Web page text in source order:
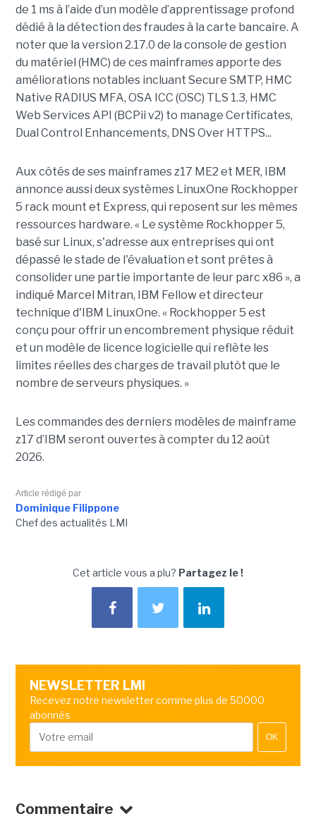
de 1 ms à l’aide d’un modèle d’apprentissage profond
dédié à la détection des fraudes à la carte bancaire. A
noter que la version 2.17.0 de la console de gestion
du matériel (HMC) de ces mainframes apporte des
améliorations notables incluant Secure SMTP, HMC
Native RADIUS MFA, OSA ICC (OSC) TLS 1.3, HMC
Web Services API (BCPii v2) to manage Certificates,
Dual Control Enhancements, DNS Over HTTPS...
Aux côtés de ses mainframes z17 ME2 et MER, IBM
annonce aussi deux systèmes LinuxOne Rockhopper
5 rack mount et Express, qui reposent sur les mêmes
ressources hardware. « Le système Rockhopper 5,
basé sur Linux, s'adresse aux entreprises qui ont
dépassé le stade de l'évaluation et sont prêtes à
consolider une partie importante de leur parc x86 », a
indiqué Marcel Mitran, IBM Fellow et directeur
technique d'IBM LinuxOne. « Rockhopper 5 est
conçu pour offrir un encombrement physique réduit
et un modèle de licence logicielle qui reflète les
limites réelles des charges de travail plutôt que le
nombre de serveurs physiques. »
Les commandes des derniers modèles de mainframe
z17 d’IBM seront ouvertes à compter du 12 août
2026.
Article rédigé par
Dominique Filippone
Chef des actualités LMI
Cet article vous a plu? Partagez le !
NEWSLETTER LMI
Recevez notre newsletter comme plus de 50000
abonnés
OK
Commentaire